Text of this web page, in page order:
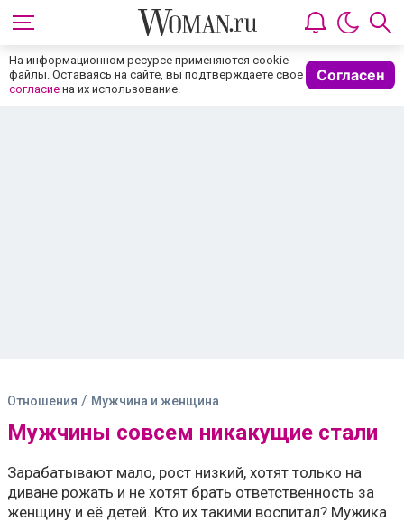
На информационном ресурсе применяются cookie-
файлы. Оставаясь на сайте, вы подтверждаете свое
согласие на их использование.
Согласен
Отношения / Мужчина и женщина
Мужчины совсем никакущие стали
Зарабатывают мало, рост низкий, хотят только на
диване рожать и не хотят брать ответственность за
женщину и её детей. Кто их такими воспитал? Мужика